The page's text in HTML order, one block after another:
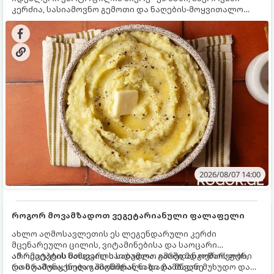
კერძია, სასიამოვნო გემოთი და ნაღების-მოყვითალო
ფერით. მისი მომზადება ძალიან მარტივია, მაგრამ
არსებობს რამდენიმე საიდუმლო, რომლებიც უნდა
იცოდეთ, რომ პიურე იდეალურად გემრიელი გამოვიდეს.
2026/08/07 14:00
როგორ მოვამზადოთ ვეგეტარიანული ფალაფელი
ახლო აღმოსავლეთის ეს ლეგენდარული კერძი
მცენარეული ცილის, ვიტამინებისა და საოცარი
არომატების ნამდვილი საბადოა. გარედან ოქროსფერი
და ხრაშუნა, ხოლო შიგნიდან ნაზი და მწვანე
ამ რეცეპტის მთავარი საიდუმლო იმაში მდგომარეობს,
რომ გამოიყენება გამომშრალი და ჩამბალი მუხუდო და